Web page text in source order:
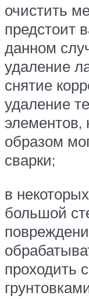
очистить
предстоит
данном
удаление
снятие
удаление
элементов,
образом
сварки;
в
большой
проходить